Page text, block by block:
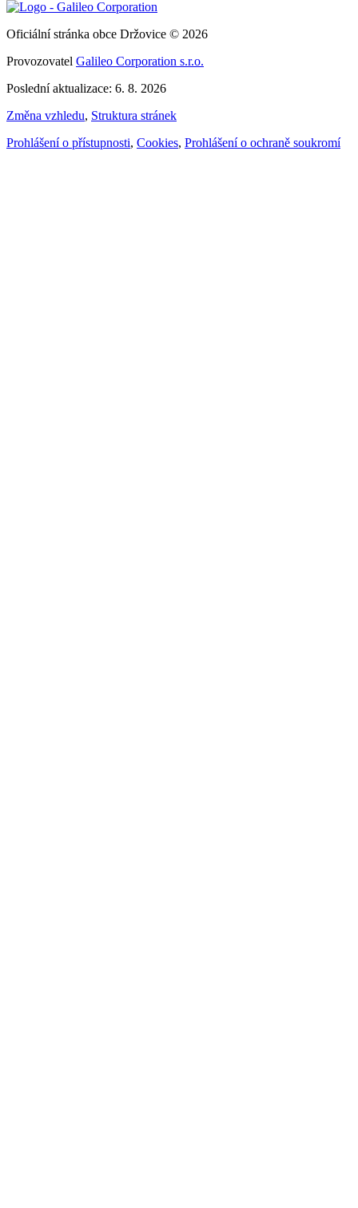
Oficiální stránka obce Držovice © 2026
Provozovatel Galileo Corporation s.r.o.
Poslední aktualizace: 6. 8. 2026
Změna vzhledu, Struktura stránek
Prohlášení o přístupnosti, Cookies, Prohlášení o ochraně soukromí